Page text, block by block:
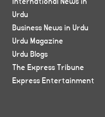
Urdu
Business News in Urdu
Urdu Magazine
Urdu Blogs
The Express Tribune
Express Entertainment